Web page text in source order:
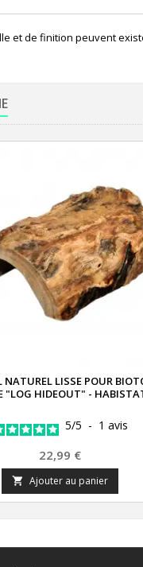
et de finition peuvent
NATUREL LISSE POUR
"LOG HIDEOUT" -
5/5 - 1 avis
Prix
22,99 €
 Ajouter au panier